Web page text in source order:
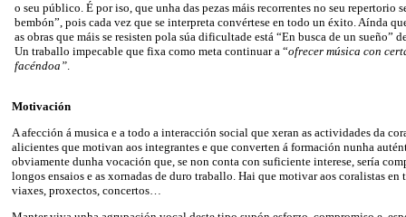
o seu público. É por iso, que unha das pezas máis recorrentes no seu repertorio
bembón”, pois cada vez que se interpreta convértese en todo un éxito. Aínda
as obras que máis se resisten pola súa dificultade está “En busca de un sueño”
Un traballo impecable que fixa como meta continuar a “ofrecer música con
facéndoa”
Motivación
A afección á musica e a todo a interacción social que xeran as actividades da
alicientes que motivan aos integrantes e que converten á formación nunha
obviamente dunha vocación que, se non conta con suficiente interese, sería
longos ensaios e as xornadas de duro traballo. Hai que motivar aos coralistas en
viaxes, proxectos, concertos…